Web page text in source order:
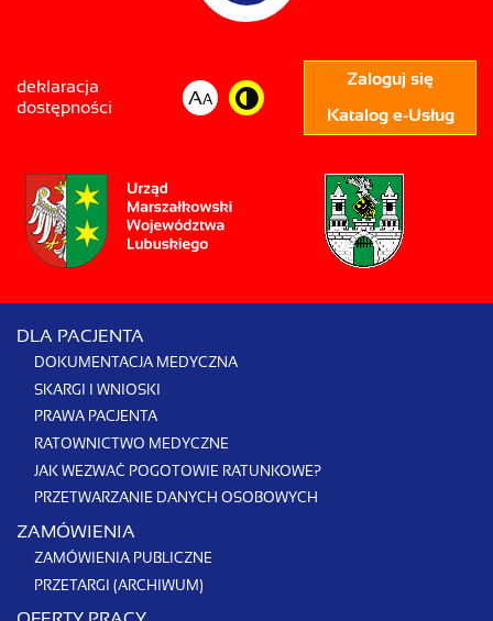
deklaracja
dostępności
AA
Katalog e-Usług
Zaloguj się
DLA PACJENTA
DOKUMENTACJA MEDYCZNA
SKARGI I WNIOSKI
PRAWA PACJENTA
RATOWNICTWO MEDYCZNE
JAK WEZWAĆ POGOTOWIE RATUNKOWE?
PRZETWARZANIE DANYCH OSOBOWYCH
ZAMÓWIENIA
ZAMÓWIENIA PUBLICZNE
PRZETARGI (ARCHIWUM)